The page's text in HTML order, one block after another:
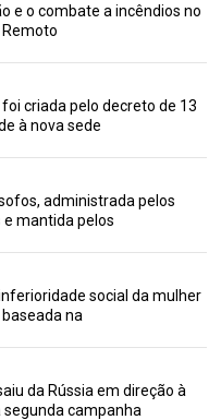
e o combate a incêndios no
criada pelo decreto de 13
à nova sede
administrada pelos
mantida pelos
social da mulher
na
da Rússia em direção à
segunda campanha